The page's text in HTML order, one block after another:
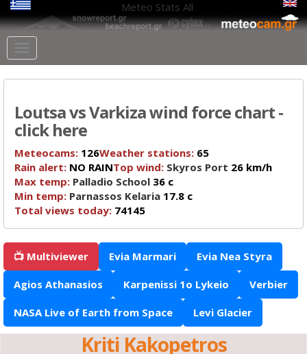
Meteo Stats All
Loutsa vs Varkiza wind force chart -
click here
Meteocams: 126Weather stations: 65
Rain alert: NO RAINTop wind: Skyros Port 26 km/h
Max temp: Palladio School 36 c
Min temp: Parnassos Kelaria 17.8 c
Total views today: 74145
📺 Multiviewer Evia Marmari Evia Nea Styra
Agios Athanasios Karpenissi 1o Lykeio Verbier
NASA Live of Earth from Space Levi Glacier
Kriti Kakopetros